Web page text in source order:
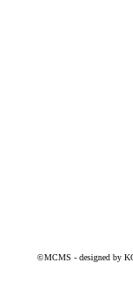
©MCMS - designed by